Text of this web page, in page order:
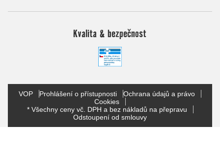
Kvalita & bezpečnost
VOP Prohlášení o přístupnosti
Ochrana údajů a právo
Cookies
* Všechny ceny vč. DPH a bez nákladů na přepravu
Odstoupení od smlouvy